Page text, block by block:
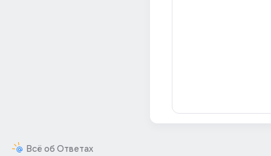
Всё об Ответах